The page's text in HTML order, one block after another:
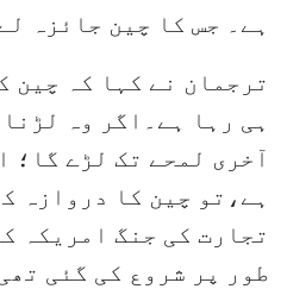
ہے۔ جس کا چین جائزہ
ترجمان نے کہا کہ چین
ہی رہا ہے۔اگر وہ
آخری لمحے تک لڑے گا؛
ہے،تو چین کا دروازہ
تجارت کی جنگ امریکہ
طور پر شروع کی گئی